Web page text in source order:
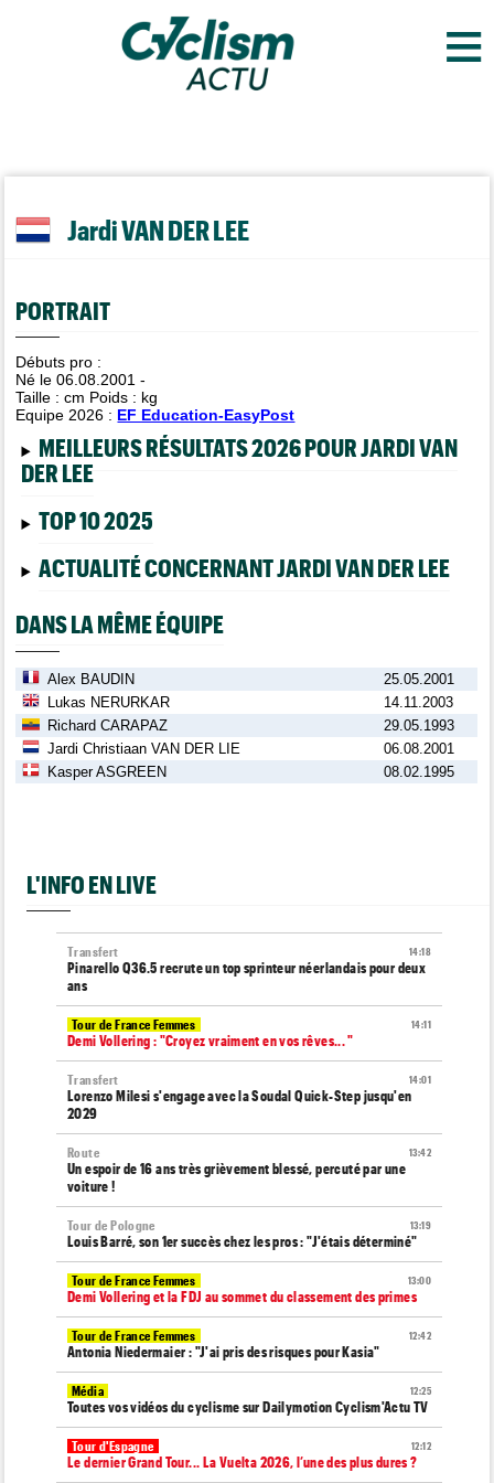
≡
Jardi VAN DER LEE
PORTRAIT
Débuts pro :
Né le 06.08.2001 -
Taille :cm Poids : kg
Equipe 2026 : EF Education-EasyPost
MEILLEURS RÉSULTATS 2026 POUR JARDI VAN
DER LEE
TOP 10 2025
ACTUALITÉ CONCERNANT JARDI VAN DER LEE
DANS LA MÊME ÉQUIPE
Alex BAUDIN
25.05.2001
Lukas NERURKAR
14.11.2003
Richard CARAPAZ
29.05.1993
Jardi Christiaan VAN DER LIE
06.08.2001
Kasper ASGREEN
08.02.1995
L'INFO EN LIVE
14:18
Transfert
Pinarello Q36.5 recrute un top sprinteur néerlandais pour deux
ans
14:11
Tour de France Femmes
Demi Vollering : "Croyez vraiment en vos rêves... "
14:01
Transfert
Lorenzo Milesi s'engage avec la Soudal Quick-Step jusqu'en
2029
13:42
Route
Un espoir de 16 ans très grièvement blessé, percuté par une
voiture !
13:19
Tour de Pologne
Louis Barré, son 1er succès chez les pros : "J'étais déterminé"
13:00
Tour de France Femmes
Demi Vollering et la FDJ au sommet du classement des primes
12:42
Tour de France Femmes
Antonia Niedermaier : "J'ai pris des risques pour Kasia"
12:25
Média
Toutes vos vidéos du cyclisme sur Dailymotion Cyclism'Actu TV
12:12
Tour d'Espagne
Le dernier Grand Tour... La Vuelta 2026, l’une des plus dures ?